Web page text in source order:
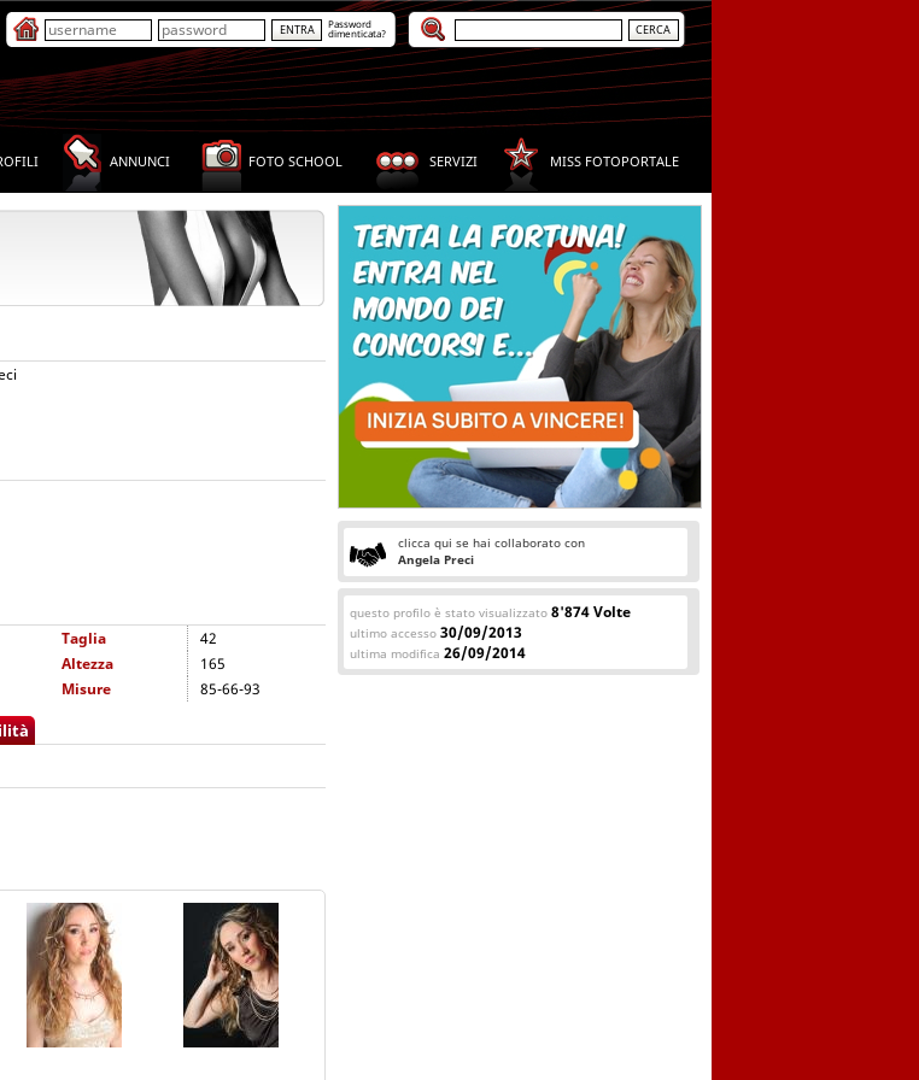
Password
dimenticata?
ANNUNCI FOTO SCHOOL SERVIZI MISS FOTOPORTALE
Taglia
42
Altezza
165
Misure 85-66-93
clicca qui se hai collaborato con
Angela Preci
questo profilo è stato visualizzato 8'874 Volte
ultimo accesso 30/09/2013
ultima modifica 26/09/2014